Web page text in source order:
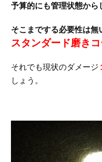
予算的にも管理状態から
そこまでする必要性は
スタンダード磨き
それでも現状のダメージ
しょう。